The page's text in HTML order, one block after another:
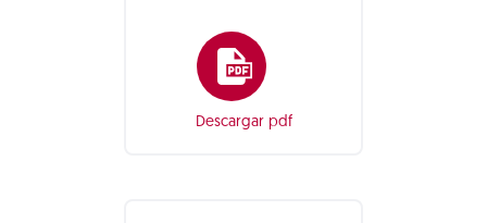
Descargar pdf